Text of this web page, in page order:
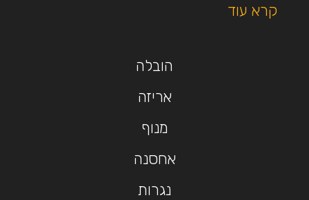
קרא עוד
הובלה
אריזה
מנוף
אחסנה
נגרות